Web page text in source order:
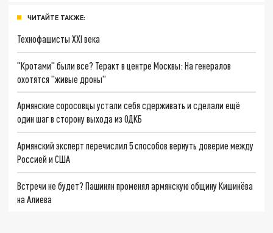
ЧИТАЙТЕ ТАКЖЕ:
Технофашисты XXI века
"Кротами" были все? Теракт в центре Москвы: На генералов
охотятся "живые дроны"
Армянские соросовцы устали себя сдерживать и сделали ещё
один шаг в сторону выхода из ОДКБ
Армянский эксперт перечислил 5 способов вернуть доверие между
Россией и США
Встречи не будет? Пашинян променял армянскую общину Кишинёва
на Алиева